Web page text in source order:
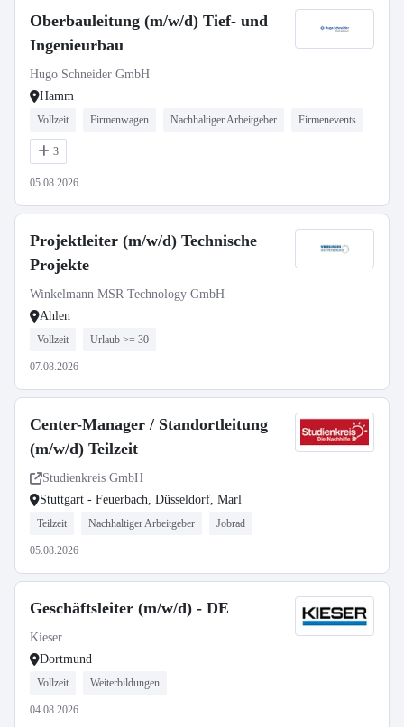
Oberbauleitung (m/w/d) Tief- und
Ingenieurbau
Hugo Schneider GmbH
Hamm
Vollzeit Firmenwagen Nachhaltiger Arbeitgeber Firmenevents
3
05.08.2026
Projektleiter (m/w/d) Technische
Projekte
Winkelmann MSR Technology GmbH
Ahlen
Vollzeit Urlaub >= 30
07.08.2026
Center-Manager / Standortleitung
(m/w/d) Teilzeit
Studienkreis GmbH
Stuttgart - Feuerbach, Düsseldorf, Marl
Teilzeit Nachhaltiger Arbeitgeber Jobrad
05.08.2026
Geschäftsleiter (m/w/d) - DE
Kieser
Dortmund
Vollzeit Weiterbildungen
04.08.2026